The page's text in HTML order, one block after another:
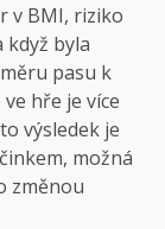
v BMI, riziko
když byla
pasu k
hře je více
výsledek je
možná
změnou